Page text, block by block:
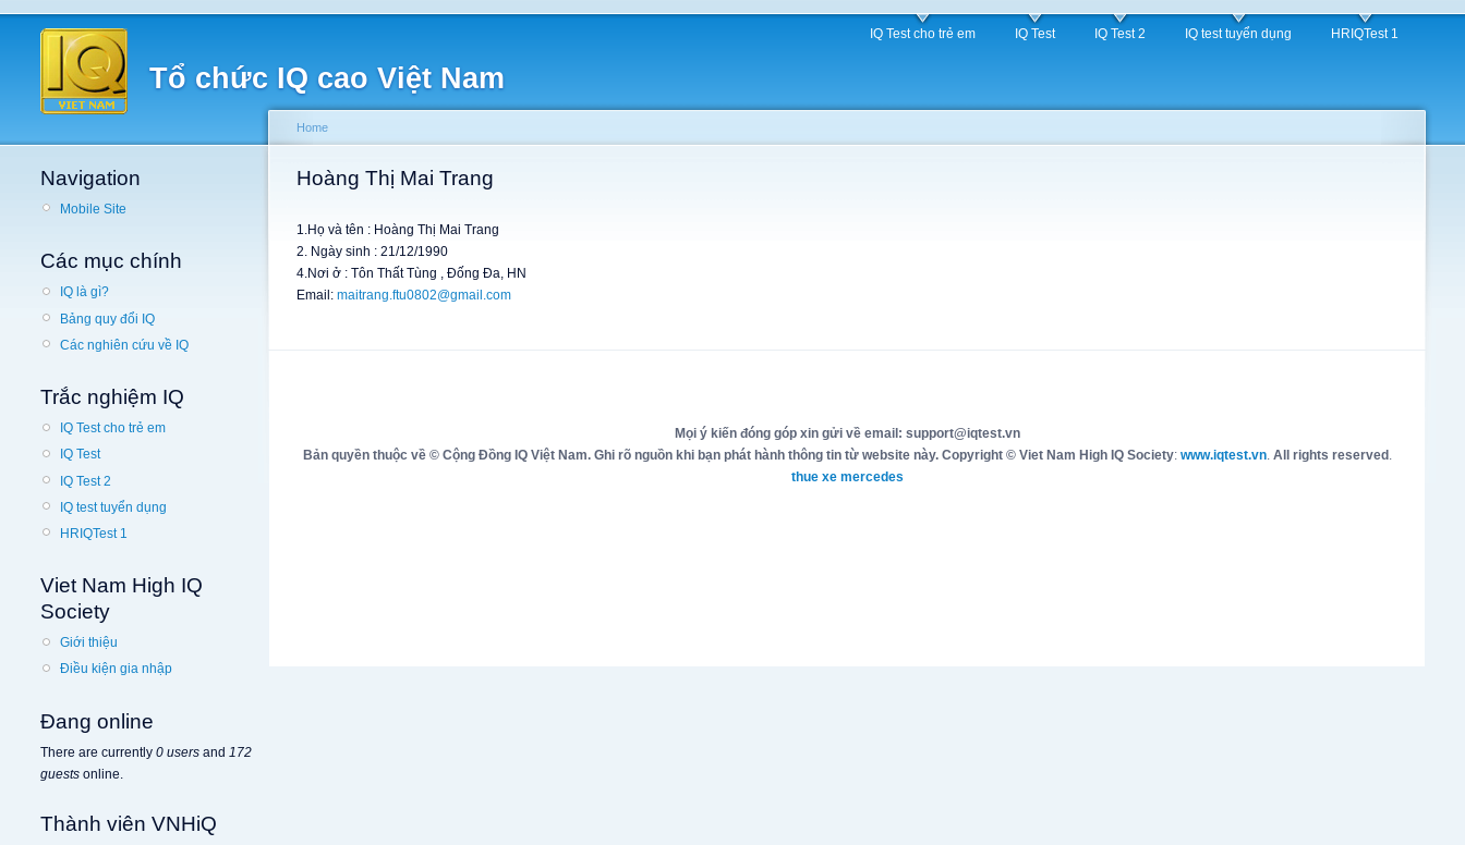
Tổ chức IQ cao Việt Nam
IQ Test cho trẻ em IQ Test IQ Test 2 IQ test tuyển dụng HRIQTest 1
Navigation
Mobile Site
Các mục chính
IQ là gì?
Bảng quy đổi IQ
Các nghiên cứu về IQ
Trắc nghiệm IQ
IQ Test cho trẻ em
IQ Test
IQ Test 2
IQ test tuyển dụng
HRIQTest 1
Viet Nam High IQ
Society
Giới thiệu
Điều kiện gia nhập
Đang online
There are currently 0 users and 172
guests online.
Thành viên VNHiQ
Home
Hoàng Thị Mai Trang
1.Họ và tên : Hoàng Thị Mai Trang
2. Ngày sinh : 21/12/1990
4.Nơi ở : Tôn Thất Tùng , Đống Đa, HN
Email: maitrang.ftu0802@gmail.com
Mọi ý kiến đóng góp xin gửi về email: support@iqtest.vn
Bản quyền thuộc về © Cộng Đồng IQ Việt Nam. Ghi rõ nguồn khi bạn phát hành thông tin từ website này. Copyright © Viet Nam High IQ Society: www.iqtest.vn. All rights reserved.
thue xe mercedes